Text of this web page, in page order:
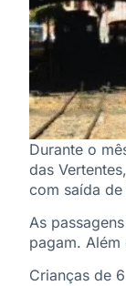
Durante o
das
com saída
As
pagam.
Crianças de